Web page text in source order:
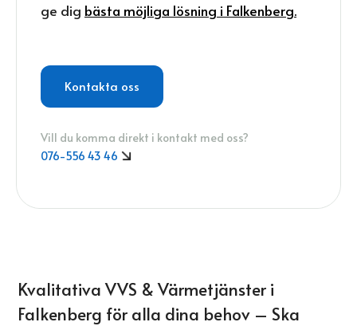
ge dig bästa möjliga lösning i Falkenberg.
Kontakta oss
Vill du komma direkt i kontakt med oss?
076-556 43 46
Kvalitativa VVS & Värmetjänster i
Falkenberg för alla dina behov – Ska